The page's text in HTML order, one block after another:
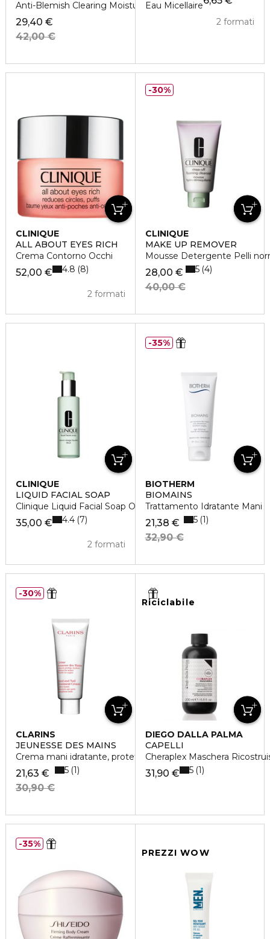
Anti-Blemish Clearing Moisture 50Ml
29,40 €
42,00 €
Eau Micellaire
2 formati
CLINIQUE
ALL ABOUT EYES RICH
Crema Contorno Occhi
52,00 €
2 formati
4.8 8
CLINIQUE
MAKE UP REMOVER
Mousse Detergente Pelli
28,00 €
40,00 €
5 4
30%
CLINIQUE
LIQUID FACIAL SOAP
Clinique Liquid Facial Soap Oily Skin
35,00 €
2 formati
4.4 7
BIOTHERM
BIOMAINS
Trattamento Idratante Mani
21,38 €
32,90 €
5 1
35%
CLARINS
JEUNESSE DES MAINS
Crema mani idratante, protettiva, anti-età
21,63 €
30,90 €
5 1
30%
Riciclabile
DIEGO DALLA PALMA
CAPELLI
Cheraplex Maschera
31,90 € 5 1
35%
PREZZI WOW